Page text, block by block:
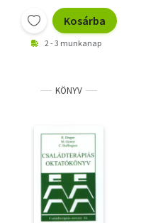
Kosárba
2 - 3 munkanap
KÖNYV